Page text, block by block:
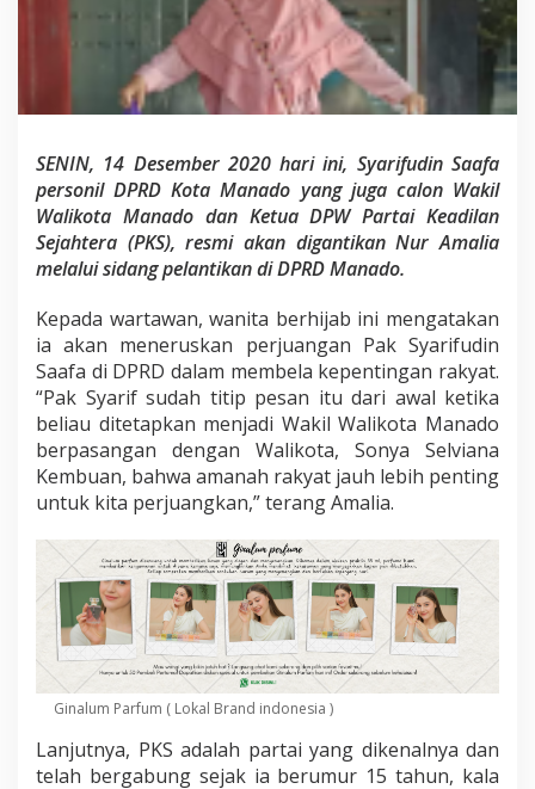
,
u
r
a
i
a
R
e
m
i
A
n
g
g
o
t
a
D
P
R
D
M
a
n
a
d
o
a
n
SENIN, 14 Desember 2020 hari ini, Syarifudin Saafa
personil DPRD Kota Manado yang juga calon Wakil
Walikota Manado dan Ketua DPW Partai Keadilan
Sejahtera (PKS), resmi akan digantikan Nur Amalia
melalui sidang pelantikan di DPRD Manado.
Kepada wartawan, wanita berhijab ini mengatakan
ia akan meneruskan perjuangan Pak Syarifudin
Saafa di DPRD dalam membela kepentingan rakyat.
“Pak Syarif sudah titip pesan itu dari awal ketika
beliau ditetapkan menjadi Wakil Walikota Manado
berpasangan dengan Walikota, Sonya Selviana
Kembuan, bahwa amanah rakyat jauh lebih penting
untuk kita perjuangkan,” terang Amalia.
Ginalum Parfum ( Lokal Brand indonesia )
Lanjutnya, PKS adalah partai yang dikenalnya dan
telah bergabung sejak ia berumur 15 tahun, kala